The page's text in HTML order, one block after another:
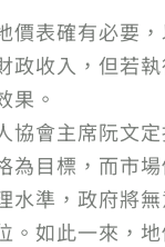
價表確有必要
政收入，但若執
果。
協會主席阮文
為目標，而市
水準，政府將
。如此一來，